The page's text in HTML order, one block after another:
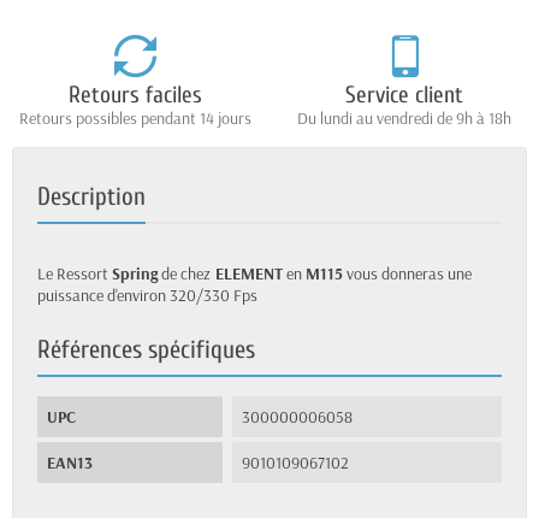
Retours faciles
Retours possibles pendant 14 jours
Service client
Du lundi au vendredi de 9h à 18h
Description
Le Ressort Springde chez ELEMENTen M115vous donneras une
puissance d'environ 320/330 Fps
Références spécifiques
UPC 300000006058
EAN13 9010109067102